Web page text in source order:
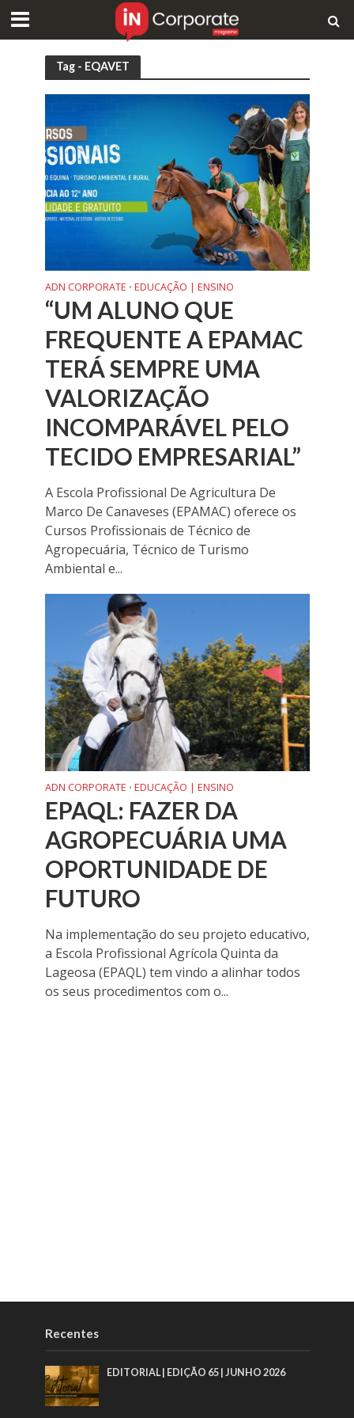
Tag - EQAVET
ADN CORPORATE • EDUCAÇÃO | ENSINO
“UM ALUNO QUE
FREQUENTE A EPAMAC
TERÁ SEMPRE UMA
VALORIZAÇÃO
INCOMPARÁVEL PELO
TECIDO EMPRESARIAL”
A Escola Profissional De Agricultura De
Marco De Canaveses (EPAMAC) oferece os
Cursos Profissionais de Técnico de
Agropecuária, Técnico de Turismo
Ambiental e...
ADN CORPORATE • EDUCAÇÃO | ENSINO
EPAQL: FAZER DA
AGROPECUÁRIA UMA
OPORTUNIDADE DE
FUTURO
Na implementação do seu projeto educativo,
a Escola Profissional Agrícola Quinta da
Lageosa (EPAQL) tem vindo a alinhar todos
os seus procedimentos com o...
Recentes
EDITORIAL | EDIÇÃO 65 | JUNHO 2026